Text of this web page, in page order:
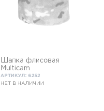
Шапка флисовая
Multicam
АРТИКУЛ: 6252
НЕТ В НАЛИЧИИ